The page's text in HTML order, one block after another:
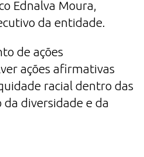
Ednalva Moura,
da entidade.
de ações
ações afirmativas
racial dentro das
diversidade e da